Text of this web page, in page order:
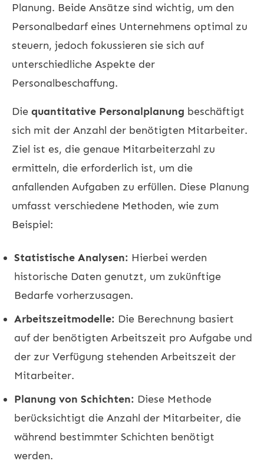
Planung. Beide Ansätze sind wichtig, um den
Personalbedarf eines Unternehmens optimal zu
steuern, jedoch fokussieren sie sich auf
unterschiedliche Aspekte der
Personalbeschaffung.
Die quantitative Personalplanung beschäftigt
sich mit der Anzahl der benötigten Mitarbeiter.
Ziel ist es, die genaue Mitarbeiterzahl zu
ermitteln, die erforderlich ist, um die
anfallenden Aufgaben zu erfüllen. Diese Planung
umfasst verschiedene Methoden, wie zum
Beispiel:
Statistische Analysen: Hierbei werden
historische Daten genutzt, um zukünftige
Bedarfe vorherzusagen.
Arbeitszeitmodelle: Die Berechnung basiert
auf der benötigten Arbeitszeit pro Aufgabe und
der zur Verfügung stehenden Arbeitszeit der
Mitarbeiter.
Planung von Schichten: Diese Methode
berücksichtigt die Anzahl der Mitarbeiter, die
während bestimmter Schichten benötigt
werden.